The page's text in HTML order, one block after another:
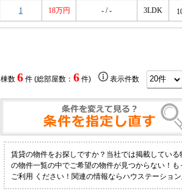
1 18万円 - / - 3LDK
棟数 6件 (総部屋数： 6件) 表示件数
賃貸の物件をお探しですか？当社では掲載してい
の物件一覧の中でご希望の物件が見つからない！
ご利用 ください！関連の情報ならハウステーショ